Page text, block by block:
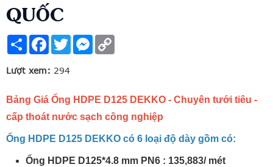
QUỐC
ShareFacebook
TwitterMessenger
Lượt xem: 294
Bảng Giá Ống HDPE D125 DEKKO - Chuyên tưới tiêu -
cấp thoát nước sạch công nghiệp
Ống HDPE D125 DEKKO có 6 loại độ dày gồm có:
Ống HDPE D125*4.8 mm PN6 : 135,883/ mét